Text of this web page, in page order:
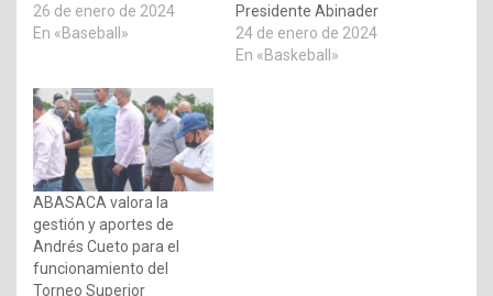
26 de enero de 2024
En «Baseball»
Presidente Abinader
24 de enero de 2024
En «Baskeball»
ABASACA valora la
gestión y aportes de
Andrés Cueto para el
funcionamiento del
Torneo Superior